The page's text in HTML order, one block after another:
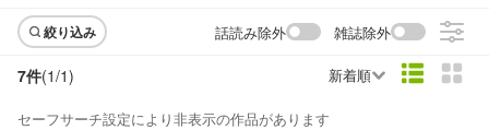
絞り込み 話読み除外 雑誌除外
7件(1/1) 新着順
セーフサーチ設定により非表示の作品があります